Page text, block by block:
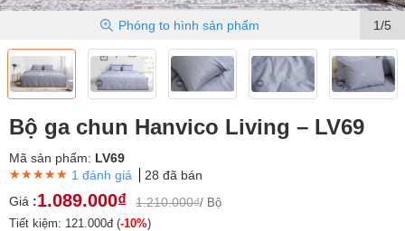
1/5
Phóng to hình sản phẩm
Bộ ga chun Hanvico Living – LV69
Mã sản phẩm: LV69
★★★★★
★★★★★
★★★★★ 1 đánh giá
28 đã bán
Giá :1.089.000₫ 1.210.000₫/ Bộ
Tiết kiệm: 121.000đ (-10%)